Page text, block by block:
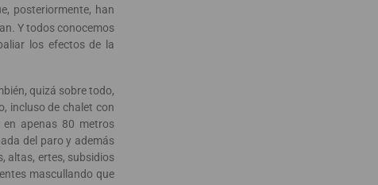
posteriormente, han
Y todos conocemos
los efectos de la
quizá sobre todo,
incluso de chalet con
apenas 80 metros
del paro y además
altas, ertes, subsidios
mascullando que